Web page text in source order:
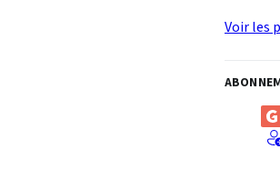
Voir les